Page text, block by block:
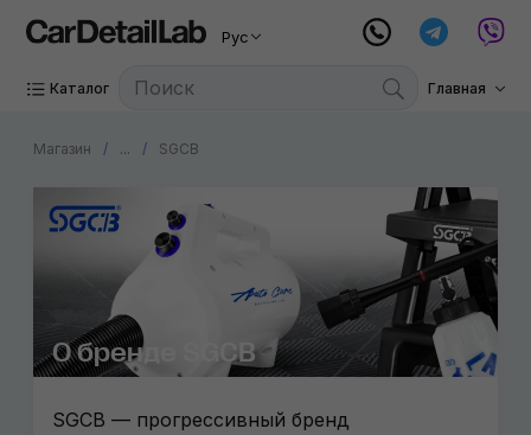
Рус
Каталог Главная
Магазин ... SGCB
О бренде SGCB
SGCB — прогрессивный бренд